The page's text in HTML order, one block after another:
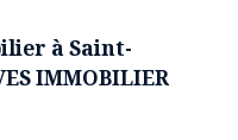
salon le tout pour
de 3
une salle d'eau et
à Saint-
IMMOBILIER